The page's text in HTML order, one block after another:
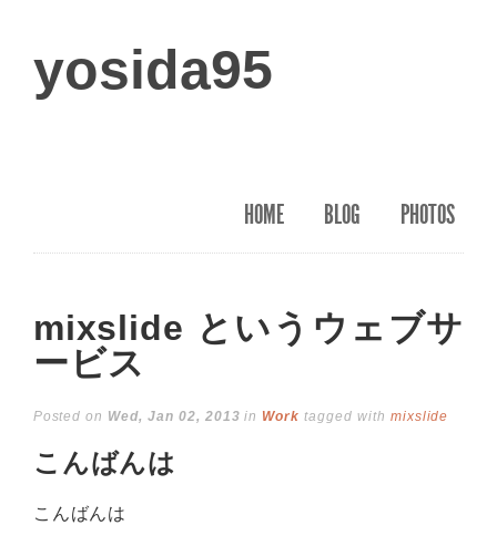
yosida95
HOME BLOG PHOTOS
mixslide というウェブサ
ービス
Posted on Wed, Jan 02, 2013 in Work tagged with mixslide
こんばんは
こんばんは